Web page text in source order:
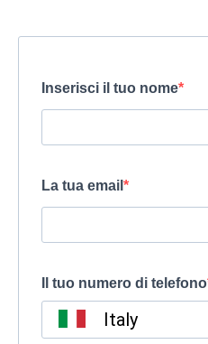
Inserisci il tuo nome
La tua email
Il tuo numero di telefono
Italy